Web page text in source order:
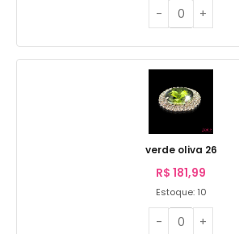
verde oliva 26
R$ 181,99
Estoque: 10